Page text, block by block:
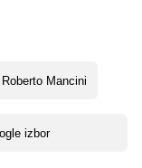
Roberto Mancini
izbor